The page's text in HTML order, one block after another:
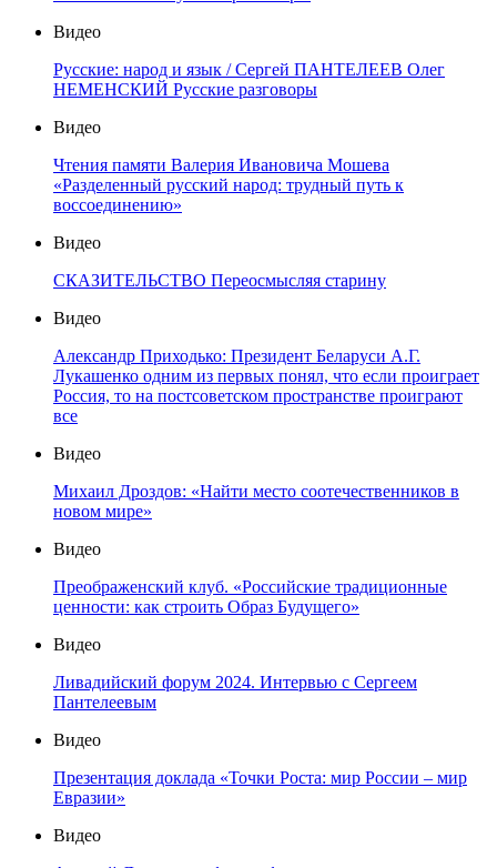
Видео
Русские: народ и язык / Сергей ПАНТЕЛЕЕВ Олег
НЕМЕНСКИЙ Русские разговоры
Видео
Чтения памяти Валерия Ивановича Мошева
«Разделенный русский народ: трудный путь к
воссоединению»
Видео
СКАЗИТЕЛЬСТВО Переосмысляя старину
Видео
Александр Приходько: Президент Беларуси А.Г.
Лукашенко одним из первых понял, что если проиграет
Россия, то на постсоветском пространстве проиграют
все
Видео
Михаил Дроздов: «Найти место соотечественников в
новом мире»
Видео
Преображенский клуб. «Российские традиционные
ценности: как строить Образ Будущего»
Видео
Ливадийский форум 2024. Интервью с Сергеем
Пантелеевым
Видео
Презентация доклада «Точки Роста: мир России – мир
Евразии»
Видео